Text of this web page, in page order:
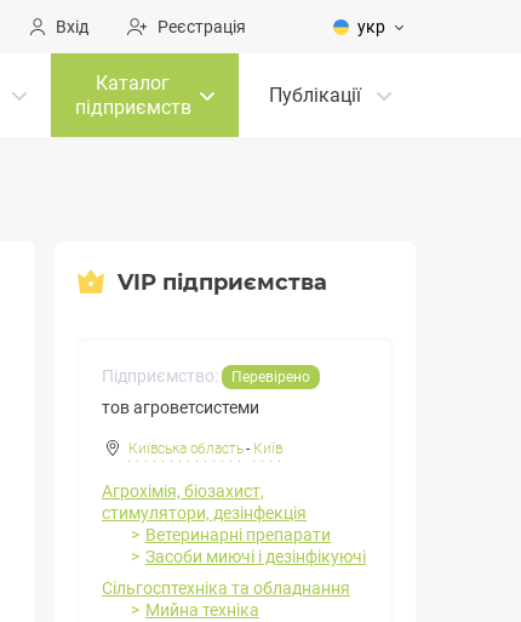
Вхід Реєстрація укр
Каталог
підприємств
Публікації
VIP підприємства
Підприємство: Перевірено
тов агроветсистеми
Київська область- Київ
Агрохімія, біозахист,
стимулятори, дезінфекція
Ветеринарні препарати
Засоби миючі і дезінфікуючі
Сільгосптехніка та обладнання
Мийна техніка